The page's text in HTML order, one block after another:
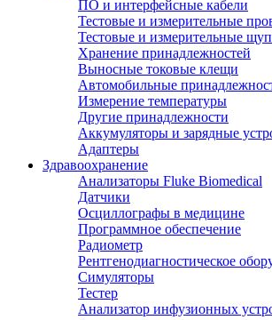
ПО и интерфейсные кабели
Тестовые и измерительные
Тестовые и измерительные
Хранение принадлежностей
Выносные токовые клещи
Автомобильные
Измерение температуры
Другие принадлежности
Аккумуляторы и зарядные
Адаптеры
Здравоохранение
Анализаторы Fluke Biomedical
Датчики
Осциллографы в медицине
Программное обеспечение
Радиометр
Рентгенодиагностическое
Симуляторы
Тестер
Анализатор инфузионных